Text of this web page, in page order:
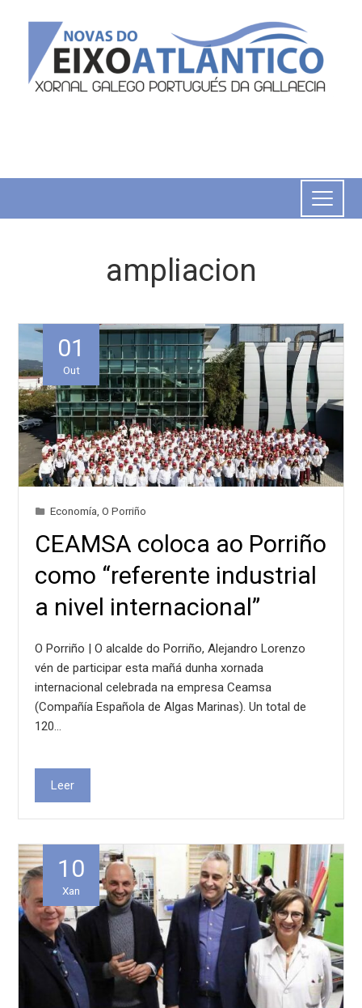
ampliacion
01
Out
Economía ,O Porriño
CEAMSA coloca ao Porriño
como “referente industrial
a nivel internacional”
O Porriño | O alcalde do Porriño, Alejandro Lorenzo
vén de participar esta mañá dunha xornada
internacional celebrada na empresa Ceamsa
(Compañía Española de Algas Marinas). Un total de
120…
Leer
10
Xan